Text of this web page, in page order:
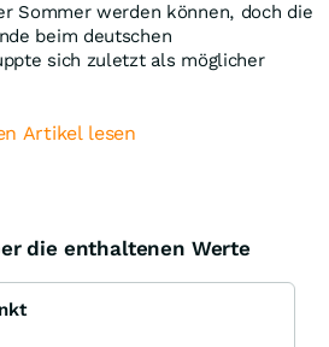
Sommer werden können, doch die
beim deutschen
sich zuletzt als möglicher
Artikel lesen
die enthaltenen Werte